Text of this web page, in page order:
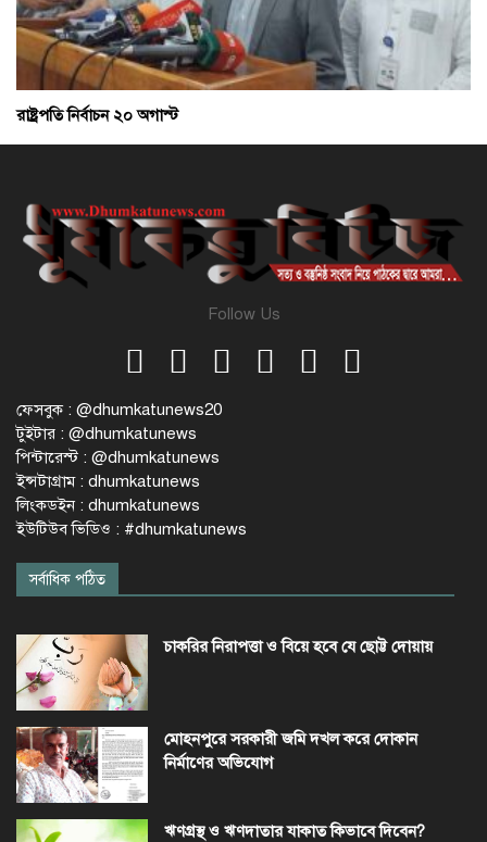
রাষ্ট্রপতি নির্বাচন ২০ অগাস্ট
Follow Us
ফেসবুক : @dhumkatunews20
টুইটার : @dhumkatunews
পিন্টারেস্ট : @dhumkatunews
ইন্সটাগ্রাম : dhumkatunews
লিংকডইন : dhumkatunews
ইউটিউব ভিডিও : #dhumkatunews
সর্বাধিক পঠিত
চাকরির নিরাপত্তা ও বিয়ে হবে যে ছোট্ট দোয়ায়
মোহনপুরে সরকারী জমি দখল করে দোকান
নির্মাণের অভিযোগ
ঋণগ্রস্থ ও ঋণদাতার যাকাত কিভাবে দিবেন?